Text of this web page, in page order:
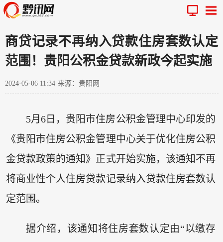
商贷记录不再纳入贷款住房套数认定
范围！贵阳公积金贷款新政今起实施
2024-05-06 11:34 来源：贵阳网
5月6日，贵阳市住房公积金管理中心印发的
《贵阳市住房公积金管理中心关于优化住房公积
金贷款政策的通知》正式开始实施，该通知不再
将商业性个人住房贷款记录纳入贷款住房套数认
定范围。
据介绍，该通知将住房套数认定由“以缴存